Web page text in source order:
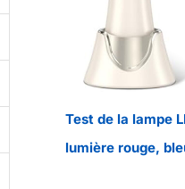
Test de la lampe
lumière rouge,